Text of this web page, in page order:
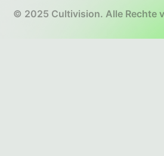
© 2025 Cultivision. Alle Rechte